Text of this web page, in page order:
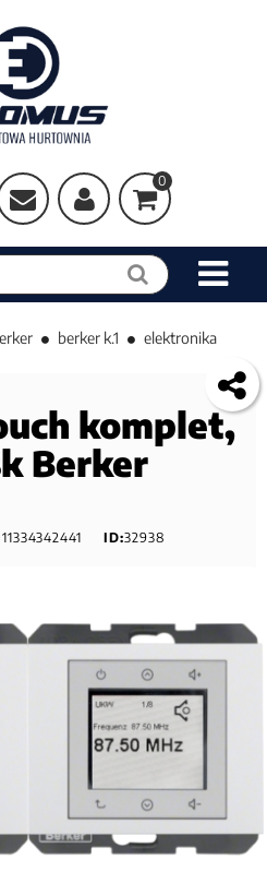
0
berker k.1
elektronika
komplet,
Berker
ID:32938